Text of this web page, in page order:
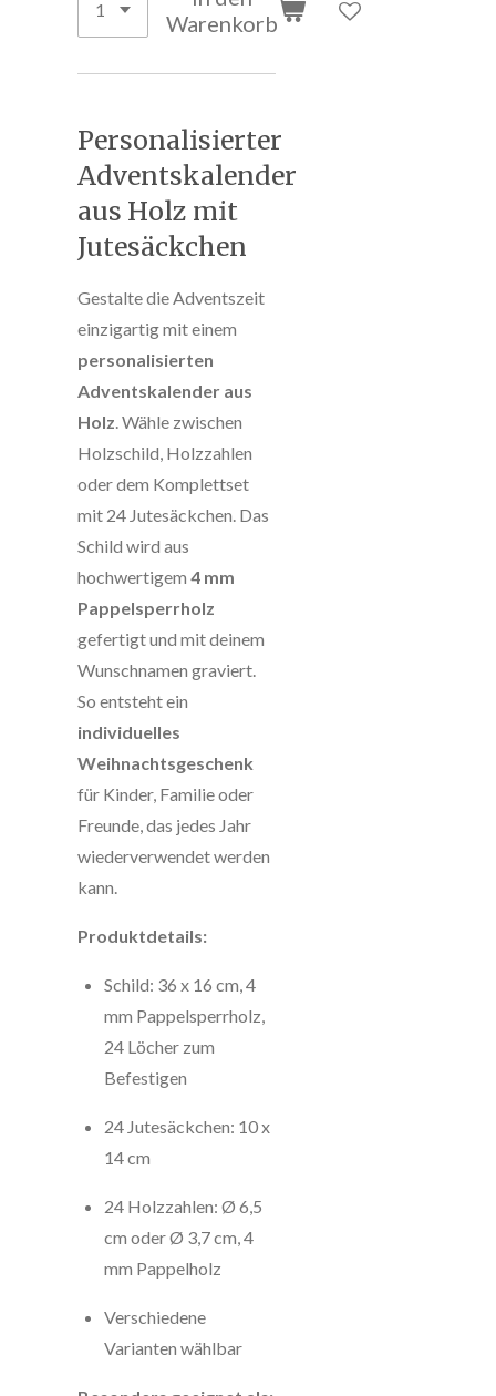
Warenkorb
Personalisierter
Adventskalender
aus Holz mit
Jutesäckchen
Gestalte die Adventszeit
einzigartig mit einem
personalisierten
Adventskalender aus
Holz . Wähle zwischen
Holzschild, Holzzahlen
oder dem Komplettset
mit 24 Jutesäckchen. Das
Schild wird aus
hochwertigem 4 mm
Pappelsperrholz
gefertigt und mit deinem
Wunschnamen graviert.
So entsteht ein
individuelles
Weihnachtsgeschenk
für Kinder, Familie oder
Freunde, das jedes Jahr
wiederverwendet werden
kann.
Produktdetails:
Schild: 36 x 16 cm, 4
mm Pappelsperrholz,
24 Löcher zum
Befestigen
24 Jutesäckchen: 10 x
14 cm
24 Holzzahlen: Ø 6,5
cm oder Ø 3,7 cm, 4
mm Pappelholz
Verschiedene
Varianten wählbar